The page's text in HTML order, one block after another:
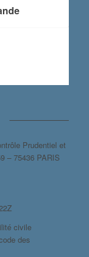
Prudentiel et
– 75436 PARIS
civile
des